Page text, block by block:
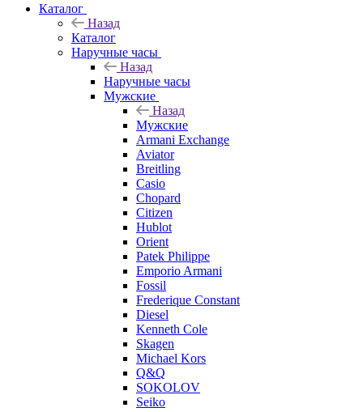
Каталог
Назад
Каталог
Наручные часы
Назад
Наручные часы
Мужские
Назад
Мужские
Armani Exchange
Aviator
Breitling
Casio
Chopard
Citizen
Hublot
Orient
Patek Philippe
Emporio Armani
Fossil
Frederique Constant
Diesel
Kenneth Cole
Skagen
Michael Kors
Q&Q
SOKOLOV
Seiko